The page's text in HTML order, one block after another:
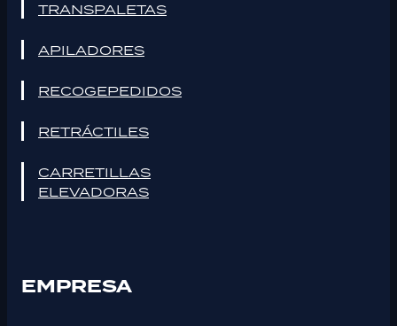
TRANSPALETAS
APILADORES
RECOGEPEDIDOS
RETRÁCTILES
CARRETILLAS
ELEVADORAS
EMPRESA